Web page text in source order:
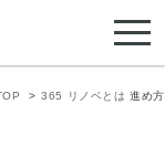
365 リノベとは 進め方